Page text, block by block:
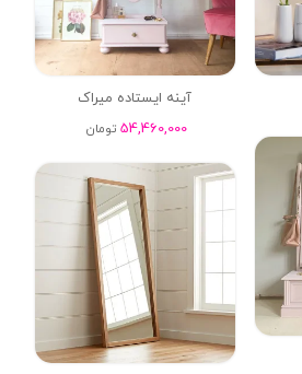
آینه ایستاده میراک
54,460,000 تومان